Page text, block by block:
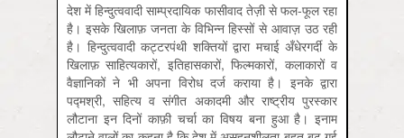
देश में हिन्दुत्ववादी साम्प्रदायिक फासीवाद तेज़ी से फल-फूल रहा
है। इसके खिलाफ़ जनता के विभिन्न हिस्सों से आवाज़ उठ रही
है। हिन्दुत्ववादी कट्टरपंथी शक्तियों द्वारा मचाई अँधेरगर्दी के
खिलाफ़ साहित्यकारों, इतिहासकारों, फिल्मकारों, कलाकारों व
वैज्ञानिकों ने भी अपना विरोध दर्ज कराया है। इनके द्वारा
पद्मश्री, सहित्य व संगीत अकादमी और राष्ट्रीय पुरस्कार
लौटाना इन दिनों काफ़ी चर्चा का विषय बना हुआ है। इनाम